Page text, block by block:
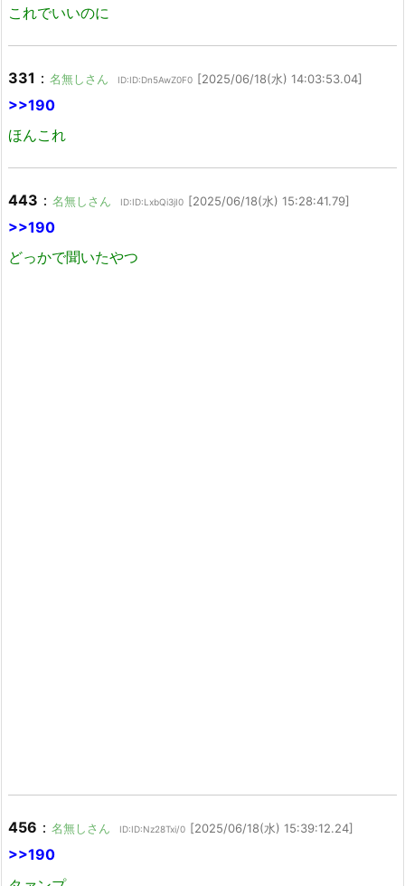
これでいいのに
331 ： 名無しさん ID:ID:Dn5AwZ0F0 [2025/06/18(水) 14:03:53.04]
>>190
ほんこれ
443 ： 名無しさん ID:ID:LxbQi3jI0 [2025/06/18(水) 15:28:41.79]
>>190
どっかで聞いたやつ
456 ： 名無しさん ID:ID:Nz28Txi/0 [2025/06/18(水) 15:39:12.24]
>>190